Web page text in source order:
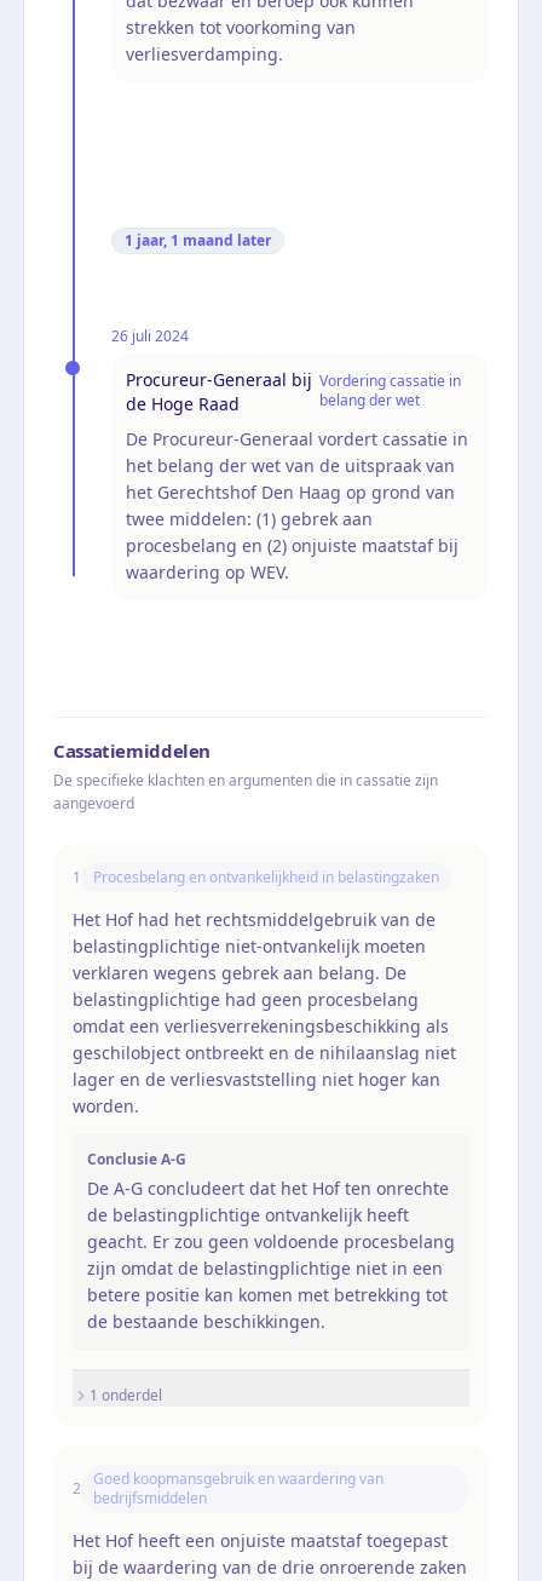
strekken tot voorkoming van
verliesverdamping.
1 jaar, 1 maand later
26 juli 2024
Procureur-Generaal bij
de Hoge Raad
Vordering cassatie in
belang der wet
De Procureur-Generaal vordert cassatie in
het belang der wet van de uitspraak van
het Gerechtshof Den Haag op grond van
twee middelen: (1) gebrek aan
procesbelang en (2) onjuiste maatstaf bij
waardering op WEV.
Cassatiemiddelen
De specifieke klachten en argumenten die in cassatie zijn
aangevoerd
1 Procesbelang en ontvankelijkheid in belastingzaken
Het Hof had het rechtsmiddelgebruik van de
belastingplichtige niet-ontvankelijk moeten
verklaren wegens gebrek aan belang. De
belastingplichtige had geen procesbelang
omdat een verliesverrekeningsbeschikking als
geschilobject ontbreekt en de nihilaanslag niet
lager en de verliesvaststelling niet hoger kan
worden.
Conclusie A-G
De A-G concludeert dat het Hof ten onrechte
de belastingplichtige ontvankelijk heeft
geacht. Er zou geen voldoende procesbelang
zijn omdat de belastingplichtige niet in een
betere positie kan komen met betrekking tot
de bestaande beschikkingen.
1 onderdel
2
Goed koopmansgebruik en waardering van
bedrijfsmiddelen
Het Hof heeft een onjuiste maatstaf toegepast
bij de waardering van de drie onroerende zaken